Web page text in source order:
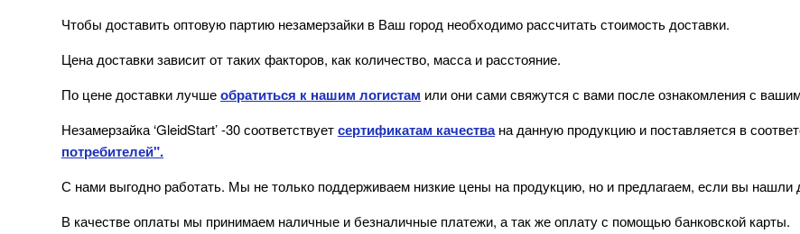
Чтобы доставить оптовую партию незамерзайки в Ваш город необходимо рассчитать стоимость доставки.
Цена доставки зависит от таких факторов, как количество, масса и расстояние.
По цене доставки лучшеобратиться к нашим логистам или они сами свяжутся с вами после ознакомления с
Незамерзайка ‘GleidStart’ -30соответствуетсертификатам качествана данную продукцию и поставляется в
потребителей".
С нами выгодно работать. Мы не только поддерживаем низкие цены на продукцию, но и предлагаем, если вы
В качестве оплаты мы принимаем наличные и безналичные платежи, а так же оплату с помощью банковской карты.